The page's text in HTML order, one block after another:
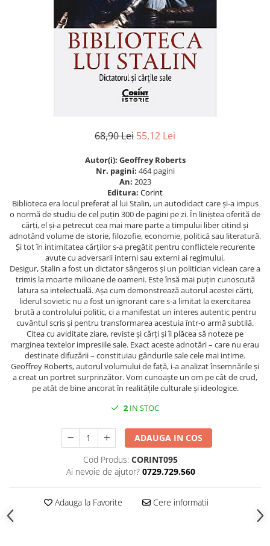
Manuale scolare/Cursuri
Politică/Geopolitică
Proză
Psihologie
Sociologie
Spiritualitate/Ezoterism
Sport
Stiinte/Educatie
Noutăți
Cărți
Reviste
Reviste
Evenimentul istoric - editii
68,90 Lei 55,12 Lei
Autor(i): Geoffrey Roberts
Nr. pagini: 464 pagini
An: 2023
Editura: Corint
Biblioteca era locul preferat al lui Stalin, un autodidact care și-a impus
o normă de studiu de cel puțin 300 de pagini pe zi. În liniștea oferită de
cărți, el și-a petrecut cea mai mare parte a timpului liber citind și
adnotând volume de istorie, filozofie, economie, politică sau literatură.
Și tot în intimitatea cărților s-a pregătit pentru conflictele recurente
avute cu adversarii interni sau externi ai regimului.
Desigur, Stalin a fost un dictator sângeros și un politician viclean care a
trimis la moarte milioane de oameni. Este însă mai puțin cunoscută
latura sa intelectuală. Așa cum demonstrează autorul acestei cărți,
liderul sovietic nu a fost un ignorant care s-a limitat la exercitarea
brută a controlului politic, ci a manifestat un interes autentic pentru
cuvântul scris și pentru transformarea acestuia într-o armă subtilă.
Citea cu aviditate ziare, reviste și cărți și îi plăcea să noteze pe
marginea textelor impresiile sale. Exact aceste adnotări – care nu erau
destinate difuzării – constituiau gândurile sale cele mai intime.
Geoffrey Roberts, autorul volumului de față, i-a analizat însemnările și
a creat un portret surprinzător. Vom cunoaște un om pe cât de crud,
pe atât de bine ancorat în realitățile culturale și ideologice.
2 IN STOC
ADAUGA IN COS
Cod Produs: CORINT095
Ai nevoie de ajutor? 0729.729.560
Adauga la Favorite Cere informatii